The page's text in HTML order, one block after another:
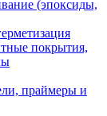
(эпоксиды,
покрытия,
праймеры и